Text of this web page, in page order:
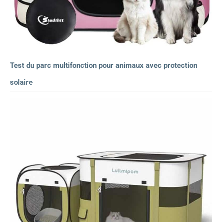
Test du parc multifonction pour animaux avec protection
solaire